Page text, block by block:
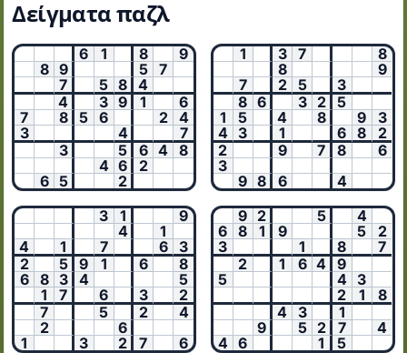
Δείγματα παζλ
6 1 8
9
8 9 5
7
7
5 8
4
4
3 9 1
6
7
8 5 6 2
4
3
4
7
3
5 6 4
8
4 6
2
6 5 2
1 3 7
8
8
9
7
2 5
3
8 6 3 2
5
1
5 4 8 9
3
4
3 1 6 8
2
2
9 7 8
6
3
9 8 6
4
3
1
9
4
1
4
1 7 6
3
2
5 9 1 6
8
6
8 3 4
5
1
7 6 3
2
7
5 2
4
2
6
1
3 2 7 6
9 2 5
4
6
8 1 9 5
2
3
1 8
7
2
1 6 4
9
5
4
3
2
1
8
4
3
1
9
5 2 7
4
4 6 1
5